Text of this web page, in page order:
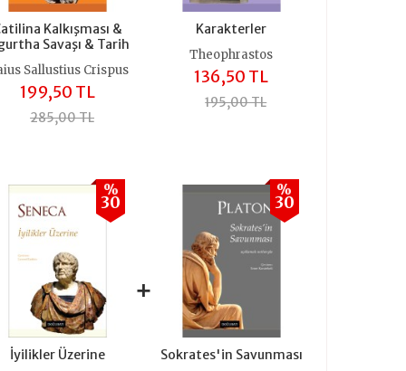
Kalkışması &
Savaşı & Tarih
Sallustius Crispus
199,50 TL
285,00 TL
Karakterler
Theophrastos
136,50 TL
195,00 TL
İyilikler Üzerine
%
30
+
Sokrates'in Savunması
%
30